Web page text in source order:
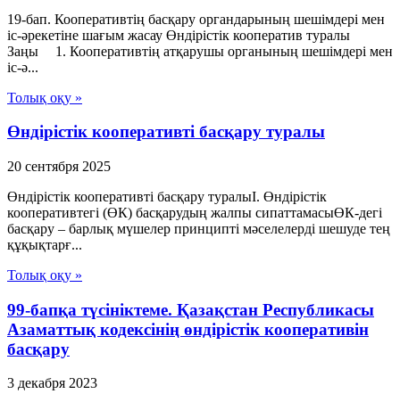
19-бап. Кооперативтiң басқару органдарының шешiмдерi мен
iс-әрекетiне шағым жасау Өндiрiстiк кооператив туралы
Заңы 1. Кооперативтiң атқарушы органының шешiмдерi мен
iс-ә...
Толық оқу »
Өндірістік кооперативті басқару туралы
20 сентября 2025
Өндірістік кооперативті басқару туралыI. Өндірістік
кооперативтегі (ӨК) басқарудың жалпы сипаттамасыӨК-дегі
басқару – барлық мүшелер принципті мәселелерді шешуде тең
құқықтарғ...
Толық оқу »
99-бапқа түсініктеме. Қазақстан Республикасы
Азаматтық кодексінің өндірістік кооперативін
басқару
3 декабря 2023